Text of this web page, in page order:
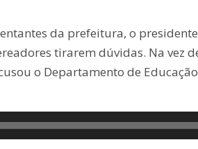
da prefeitura, o
tirarem dúvidas. Na vez
o Departamento de